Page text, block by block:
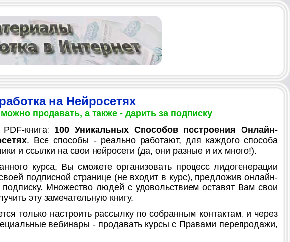
на Нейросетях
продавать, а также - дарить за подписку
книга: 100 Уникальных Способов построения Онлайн-
. Все способы - реально работают, для каждого способа
и ссылки на свои нейросети (да, они разные и их много!).
курса, Вы сможете организовать процесс лидогенерации
подписной странице (не входит в курс), предложив онлайн-
подписку. Множество людей с удовольствием оставят Вам свои
эту замечательную книгу.
только настроить рассылку по собранным контактам, и через
вебинары - продавать курсы с Правами перепродажи,